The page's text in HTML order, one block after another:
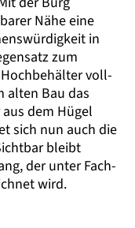
Nähe eine
in
zum
Hoch­behälter voll­
alten Bau das
dem Hügel
sich nun auch die
bleibt
der unter Fach­
wird.